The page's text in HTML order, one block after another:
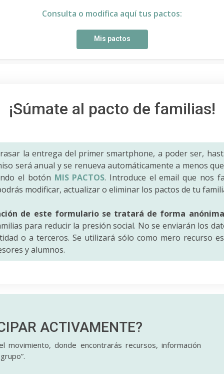
Consulta o modifica aquí tus pactos:
Mis pactos
¡Súmate al pacto de familias!
la entrega del primer smartphone, a poder ser,
será anual y se renueva automáticamente a menos
el botón MIS PACTOS. Introduce el email que nos
modificar, actualizar o eliminar los pactos de tu
de este formulario se tratará de forma anónima
para reducir la presión social. No se enviarán los
o a terceros. Se utilizará sólo como mero recurso
y alumnos.
ACTIVAMENTE?
donde encontrarás recursos, información